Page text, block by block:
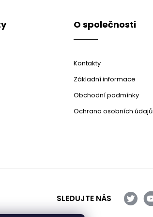
O společnosti
Kontakty
Základní informace
Obchodní podmínky
Ochrana osobních údajů
SLEDUJTE NÁS